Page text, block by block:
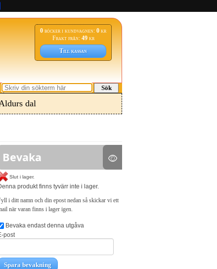
0 böcker i kundvagnen:0kr
Frakt från: 49kr
Till kassan
Sök
dal
Bevaka
Slut i lager.
produkt finns tyvärr inte i lager.
i ditt namn och din epost nedan så skickar vi ett
när varan finns i lager igen.
Bevaka endast denna utgåva
post
Spara bevakning